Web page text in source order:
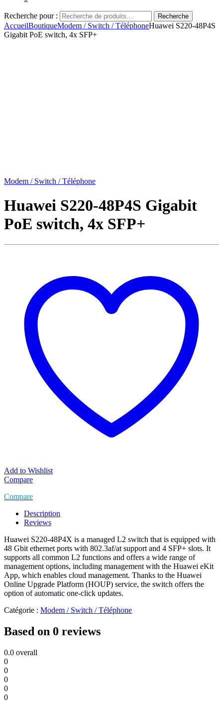
Recherche pour : Recherche
AccueilBoutiqueModem / Switch / TéléphoneHuawei S220-48P4S
Gigabit PoE switch, 4x SFP+
Modem / Switch / Téléphone
Huawei S220-48P4S Gigabit
PoE switch, 4x SFP+
Add to Wishlist
Compare
Compare
Description
Reviews
Huawei S220-48P4X is a managed L2 switch that is equipped with
48 Gbit ethernet ports with 802.3af/at support and 4 SFP+ slots. It
supports all common L2 functions and offers a wide range of
management options, including management with the Huawei eKit
App, which enables cloud management. Thanks to the Huawei
Online Upgrade Platform (HOUP) service, the switch offers the
option of automatic one-click updates.
Catégorie : Modem / Switch / Téléphone
Based on 0 reviews
0.0 overall
0
0
0
0
0